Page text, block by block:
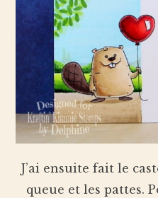
J’ai ensuite fait le
queue et les pattes.